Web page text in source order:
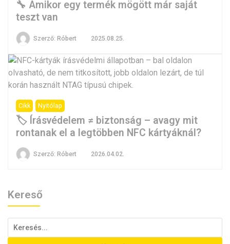
🔧 Amikor egy termék mögött már saját
teszt van
Szerző: Róbert 2025.08.25.
Cikk Nyitólap
🏷️ Írásvédelem ≠ biztonság – avagy mit
rontanak el a legtöbben NFC kártyáknál?
Szerző: Róbert 2026.04.02.
Kereső